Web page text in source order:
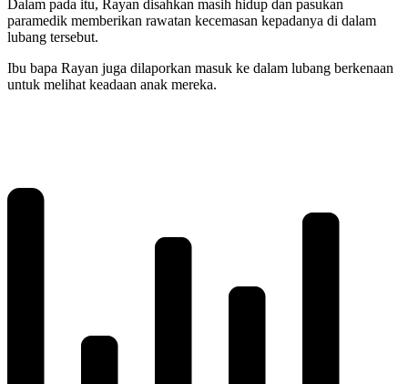
Dalam pada itu, Rayan disahkan masih hidup dan pasukan
paramedik memberikan rawatan kecemasan kepadanya di dalam
lubang tersebut.
Ibu bapa Rayan juga dilaporkan masuk ke dalam lubang berkenaan
untuk melihat keadaan anak mereka.